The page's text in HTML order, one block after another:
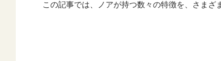
この記事では、ノアが持つ数々の特徴を、さま